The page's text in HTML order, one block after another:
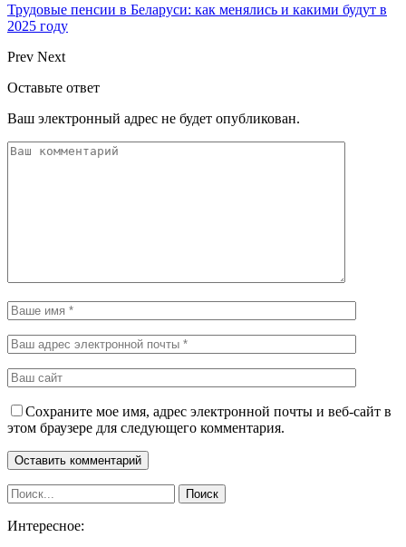
Трудовые пенсии в Беларуси: как менялись и какими будут в
2025 году
Prev Next
Оставьте ответ
Ваш электронный адрес не будет опубликован.
Сохраните мое имя, адрес электронной почты и веб-сайт в
этом браузере для следующего комментария.
Интересное: